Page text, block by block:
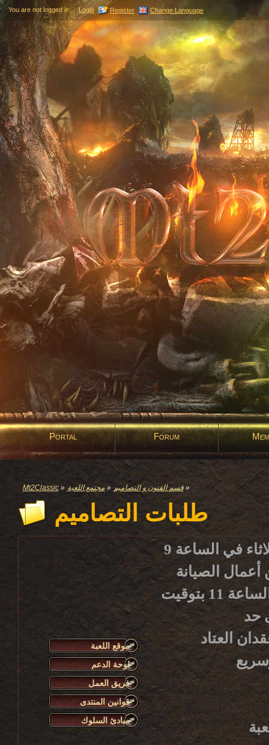
You are not logged in. Login Register Change Language
Portal Forum
Mt2Classic» مجتمع اللعبة» قسم الفنون و التصاميم»
طلبات التصاميم
موقع اللعبة
لوحة الدعم
فريق العمل
قوانين المنتدى
مبادئ السلوك
يرجى الانتباه أن أعمال صيانة الخادم الأسبوعية تبدأ كل ثلاثاء في الساعة 9
من أعمال الصيانة
سيكون الخادم متوفراً للاستعمال من جديد، وذلك حوالي الساعة 11 بتوقيت
العتاد